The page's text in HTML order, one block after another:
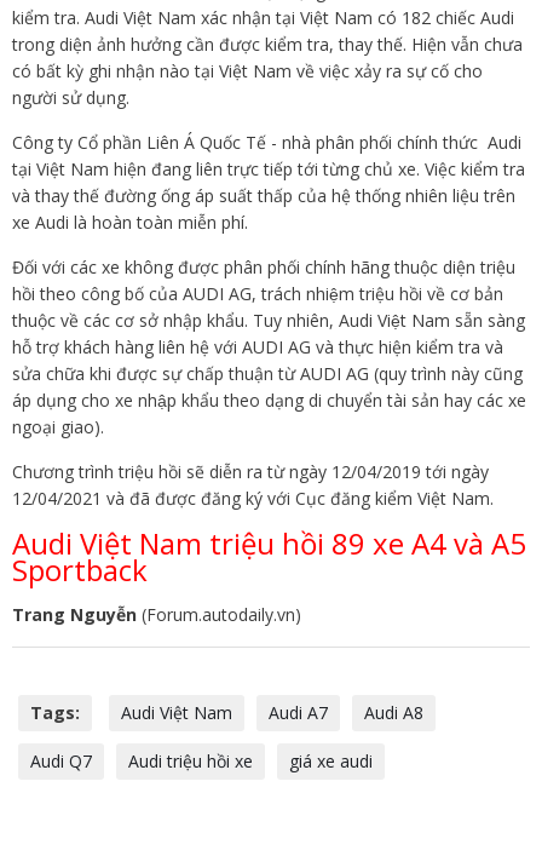
kiểm tra. Audi Việt Nam xác nhận tại Việt Nam có 182 chiếc Audi
trong diện ảnh hưởng cần được kiểm tra, thay thế. Hiện vẫn chưa
có bất kỳ ghi nhận nào tại Việt Nam về việc xảy ra sự cố cho
người sử dụng.
Công ty Cổ phần Liên Á Quốc Tế - nhà phân phối chính thức Audi
tại Việt Nam hiện đang liên trực tiếp tới từng chủ xe. Việc kiểm tra
và thay thế đường ống áp suất thấp của hệ thống nhiên liệu trên
xe Audi là hoàn toàn miễn phí.
Đối với các xe không được phân phối chính hãng thuộc diện triệu
hồi theo công bố của AUDI AG, trách nhiệm triệu hồi về cơ bản
thuộc về các cơ sở nhập khẩu. Tuy nhiên, Audi Việt Nam sẵn sàng
hỗ trợ khách hàng liên hệ với AUDI AG và thực hiện kiểm tra và
sửa chữa khi được sự chấp thuận từ AUDI AG (quy trình này cũng
áp dụng cho xe nhập khẩu theo dạng di chuyển tài sản hay các xe
ngoại giao).
Chương trình triệu hồi sẽ diễn ra từ ngày 12/04/2019 tới ngày
12/04/2021 và đã được đăng ký với Cục đăng kiểm Việt Nam.
Audi Việt Nam triệu hồi 89 xe A4 và A5
Sportback
Trang Nguyễn (Forum.autodaily.vn)
Tags: Audi Việt Nam Audi A7 Audi A8
Audi Q7 Audi triệu hồi xe giá xe audi